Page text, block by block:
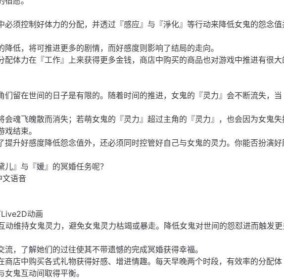
必须控制好体力的分配，并透过『感应』与『淨化』等行动来降低女鬼的怨念值
降低，将可推进更多的剧情，而好感度则影响了结局的走向。
配体力在『工作』上来获得更多金钱，商店中购买的商品也对游戏中推进有很大
们留在世间的日子是有限的。随着时间的推进，女鬼的『灵力』会不断流失，当
会魂飞魄散而消失；若萌女鬼的『灵力』超过主角的『灵力』，也会因为女鬼失
结束。
提升好感度降低怨念值外，还必须同时控管好自己与女鬼的灵力。你能否扮演好
儿』与『媛』的冥婚任务呢？
语音
动画
维持女鬼灵力，避免女鬼灵力枯竭或暴走。降低女鬼对世间的怨怼进而触发更
流，了解她们的过往使其不带遗憾的完成冥婚获得幸福。
商店中购买各式礼物获得好感、增进情趣。每天早晚两个时段，有效率的分配体
女鬼互动间取得平衡。